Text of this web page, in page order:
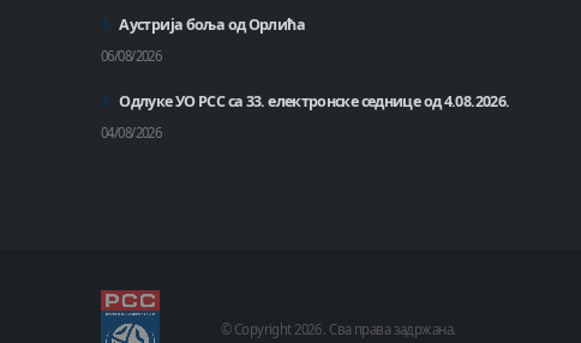
Аустрија боља од Орлића
06/08/2026
Одлуке УО РСС са 33. електронске седнице од 4.08.2026.
04/08/2026
© Copyright 2026 . Сва права задржана.